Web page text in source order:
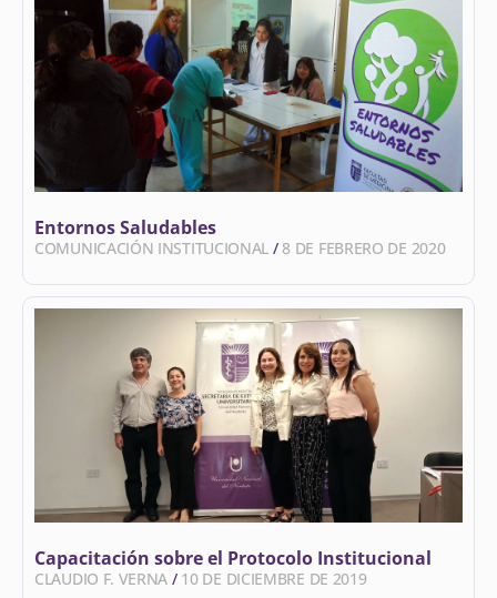
Entornos Saludables
COMUNICACIÓN INSTITUCIONAL 8 DE FEBRERO DE 2020
Capacitación sobre el Protocolo Institucional
CLAUDIO F. VERNA 10 DE DICIEMBRE DE 2019